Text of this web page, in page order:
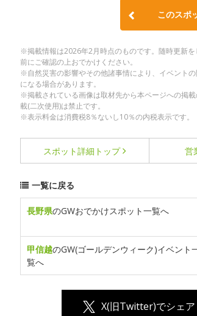
このスポ
※掲載情報は2026年2月時点のものです。随時更新
前にご確認の上おでかけください。
※自然災害の影響やその他諸事情により、イベント
になる場合があります。
※掲載されている画像は取材先から本ページへの掲
載(二次使用)は禁止です。
※表示料金は消費税8％ないし10％の内税表示です。
スポット詳細 トップ 営
一覧に戻る
長野県のGWおでかけスポット一覧へ
甲信越のGW(ゴールデンウィーク)イベント
覧へ
X(旧Twitter)でシェア